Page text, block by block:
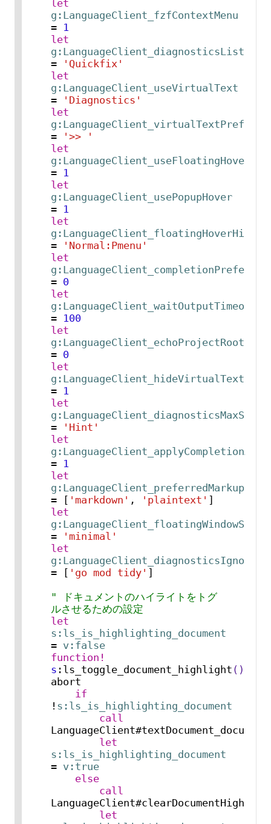
let
g:LanguageClient_fzfContextMenu
= 1
let
g:LanguageClient_diagnosticsList
=
'Quickfix'
let
g:LanguageClient_useVirtualText
=
'Diagnostics'
let
g:LanguageClient_virtualTextPrefix
=
'>> '
let
g:LanguageClient_useFloatingHover
= 1
let
g:LanguageClient_usePopupHover
= 1
let
=
'Normal:Pmenu'
let
= 0
let
g:LanguageClient_waitOutputTimeout
= 100
let
g:LanguageClient_echoProjectRoot
= 0
let
= 1
let
=
'Hint'
let
= 1
let
g:LanguageClient_preferredMarkupKind
= [ 'markdown' , 'plaintext'
let
g:LanguageClient_floatingWindowStyle
=
'minimal'
let
= [ 'go mod tidy' ]
" ドキュメントのハイライトをトグ
ルさせるための設定
let
s:ls_is_highlighting_document
= v:false
function!
s :ls_toggle_document_highlight ()
abort
if
! s:ls_is_highlighting_document
call
let
s:ls_is_highlighting_document
= v:true
else
call
let